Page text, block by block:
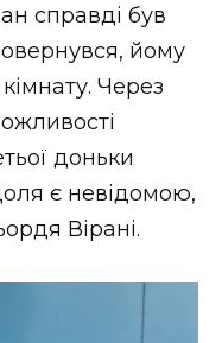
справді був
йому
Через
доньки
є невідомою,
Вірані.